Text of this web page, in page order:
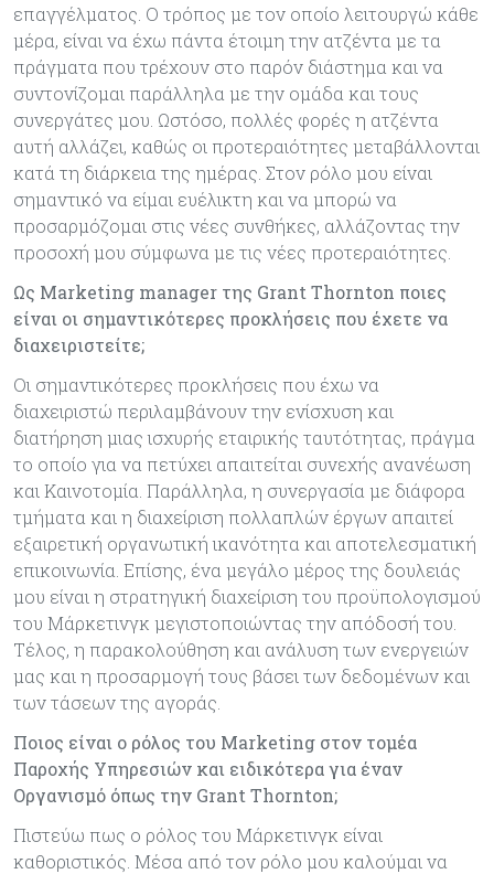
επαγγέλματος. Ο τρόπος με τον οποίο λειτουργώ κάθε
μέρα, είναι να έχω πάντα έτοιμη την ατζέντα με τα
πράγματα που τρέχουν στο παρόν διάστημα και να
συντονίζομαι παράλληλα με την ομάδα και τους
συνεργάτες μου. Ωστόσο, πολλές φορές η ατζέντα
αυτή αλλάζει, καθώς οι προτεραιότητες μεταβάλλονται
κατά τη διάρκεια της ημέρας. Στον ρόλο μου είναι
σημαντικό να είμαι ευέλικτη και να μπορώ να
προσαρμόζομαι στις νέες συνθήκες, αλλάζοντας την
προσοχή μου σύμφωνα με τις νέες προτεραιότητες.
Ως Marketing manager της Grant Thornton ποιες
είναι οι σημαντικότερες προκλήσεις που έχετε να
διαχειριστείτε;
Οι σημαντικότερες προκλήσεις που έχω να
διαχειριστώ περιλαμβάνουν την ενίσχυση και
διατήρηση μιας ισχυρής εταιρικής ταυτότητας, πράγμα
το οποίο για να πετύχει απαιτείται συνεχής ανανέωση
και Καινοτομία. Παράλληλα, η συνεργασία με διάφορα
τμήματα και η διαχείριση πολλαπλών έργων απαιτεί
εξαιρετική οργανωτική ικανότητα και αποτελεσματική
επικοινωνία. Επίσης, ένα μεγάλο μέρος της δουλειάς
μου είναι η στρατηγική διαχείριση του προϋπολογισμού
του Μάρκετινγκ μεγιστοποιώντας την απόδοσή του.
Τέλος, η παρακολούθηση και ανάλυση των ενεργειών
μας και η προσαρμογή τους βάσει των δεδομένων και
των τάσεων της αγοράς.
Ποιος είναι ο ρόλος του Μarketing στον τομέα
Παροχής Υπηρεσιών και ειδικότερα για έναν
Οργανισμό όπως την Grant Thornton;
Πιστεύω πως ο ρόλος του Μάρκετινγκ είναι
καθοριστικός. Μέσα από τον ρόλο μου καλούμαι να